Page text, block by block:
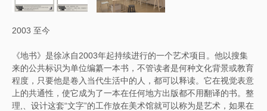
2003 至今
《地书》是徐冰自2003年起持续进行的一个艺术项目。他以搜集
来的公共标识为单位编纂一本书，不管读者是何种文化背景或教育
程度，只要他是卷入当代生活中的人，都可以释读。它在视觉表意
上的共通性，使它成为了一本在任何地方出版都不用翻译的书。整
理,、设计这套“文字”的工作放在美术馆就可以称为是艺术，如果在